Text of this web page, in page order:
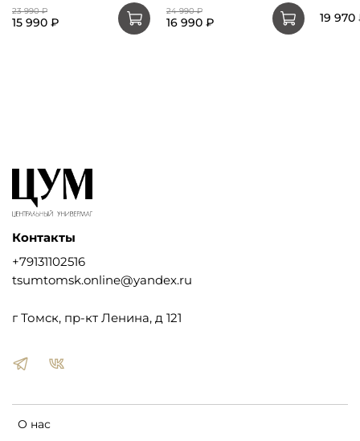
23 990 ₽
15 990 ₽
24 990 ₽
16 990 ₽
19 970
О нас
Контакты
+79131102516
tsumtomsk.online@yandex.ru
г Томск, пр-кт Ленина, д 121